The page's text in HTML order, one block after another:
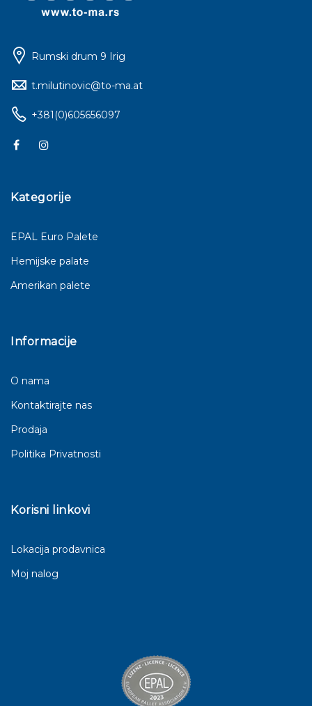
Rumski drum 9 Irig
t.milutinovic@to-ma.at
+381(0)605656097
Kategorije
EPAL Euro Palete
Hemijske palate
Amerikan palete
Informacije
O nama
Kontaktirajte nas
Prodaja
Politika Privatnosti
Korisni linkovi
Lokacija prodavnica
Moj nalog